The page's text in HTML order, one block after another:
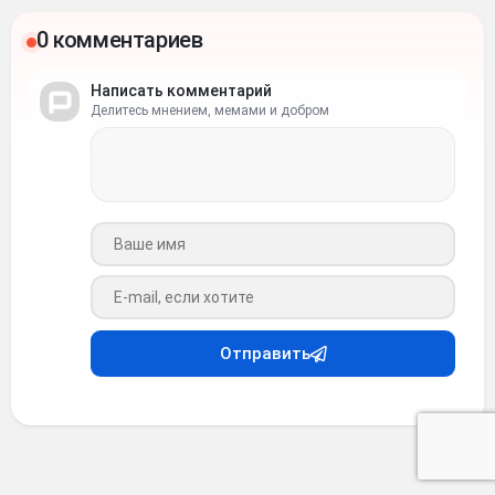
0 комментариев
Написать комментарий
Делитесь мнением, мемами и добром
Ваше имя
Ваш e-mail
Отправить